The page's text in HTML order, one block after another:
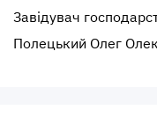
Завідувач
Полецький Олег